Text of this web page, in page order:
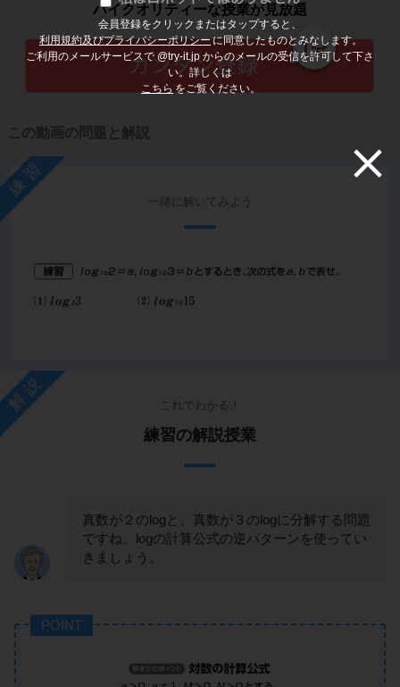
会員登録をクリックまたはタップすると、
利用規約及びプライバシーポリシーに同意したものとみなします。
ご利用のメールサービスで @try-it.jp からのメールの受信を許可して下さ
い。詳しくは
こちら をご覧ください。
ハイクオリティーな授業が見放題
この動画の問題と解説
練習
一緒に解いてみよう
解説 これでわかる！
練習の解説授業
真数が２のlogと、真数が３のlogに分解する問題
ですね。logの計算公式の逆パターンを使ってい
きましょう。
POINT